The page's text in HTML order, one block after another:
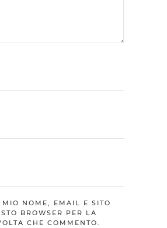
NOME, EMAIL E SITO
BROWSER PER LA
CHE COMMENTO.